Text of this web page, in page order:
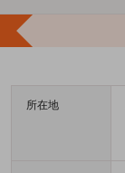
所在地